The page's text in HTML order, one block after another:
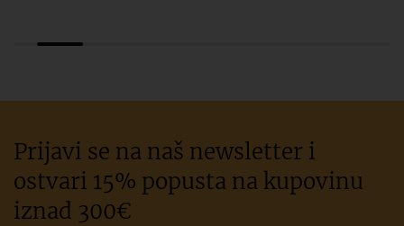
Prijavi se na naš newsletter i
ostvari 15% popusta na kupovinu
iznad 300€